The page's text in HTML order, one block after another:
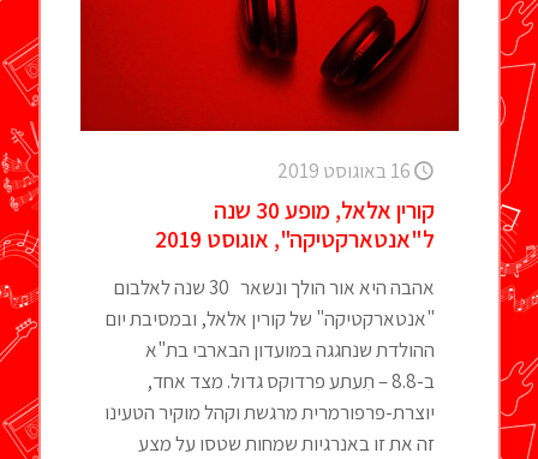
16 באוגוסט 2019
קורין אלאל, מופע 30 שנה
ל"אנטארקטיקה", אוגוסט 2019
אהבה היא אור הולך ונשאר 30 שנה לאלבום
"אנטארקטיקה" של קורין אלאל, ובמסיבת יום
ההולדת שנחגגה במועדון הבארבי בת"א
ב-8.8 – תִעתע פרדוקס גדול. מצד אחד,
יוצרת-פרפורמרית מרגשת וקהל מוקיר הטעינו
זה את זו באנרגיות שמחות שטסו על מצע